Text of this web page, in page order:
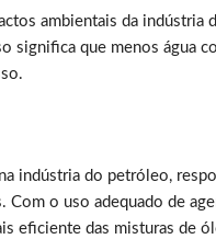
ambientais da indústria
significa que menos água
indústria do petróleo,
o uso adequado de
eficiente das misturas de